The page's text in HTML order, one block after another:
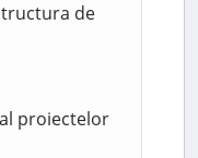
de
proiectelor